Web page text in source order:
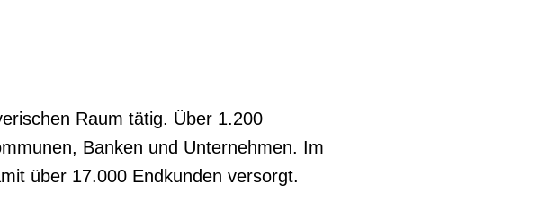
Raum tätig. Über 1.200
Banken und Unternehmen. Im
über 17.000 Endkunden versorgt.